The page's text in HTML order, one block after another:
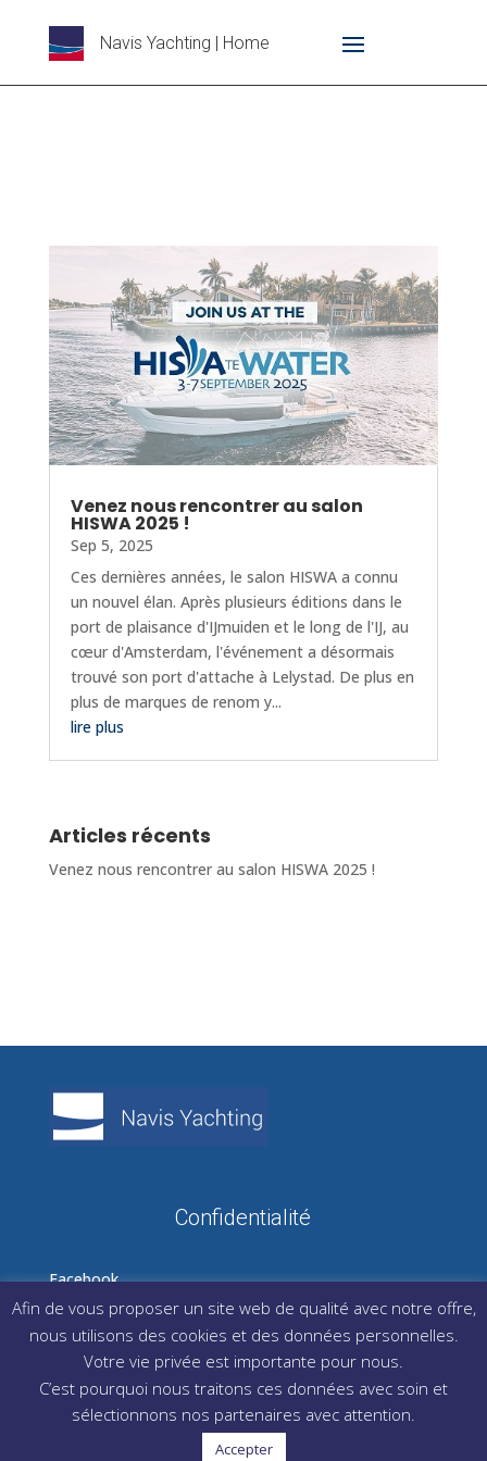
Navis Yachting | Home
Venez nous rencontrer au salon
HISWA 2025 !
Sep 5, 2025
Ces dernières années, le salon HISWA a connu
un nouvel élan. Après plusieurs éditions dans le
port de plaisance d'IJmuiden et le long de l'IJ, au
cœur d'Amsterdam, l'événement a désormais
trouvé son port d'attache à Lelystad. De plus en
plus de marques de renom y...
lire plus
Articles récents
Venez nous rencontrer au salon HISWA 2025 !
Confidentialité
Facebook
LinkedIn
Instagram
Afin de vous proposer un site web de qualité avec notre offre,
nous utilisons des cookies et des données personnelles.
Votre vie privée est importante pour nous.
C’est pourquoi nous traitons ces données avec soin et
sélectionnons nos partenaires avec attention.
Accepter